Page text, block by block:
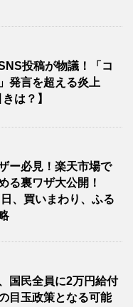
投稿が物議！「コ
発言を超える炎上
は？】
ー必見！楽天市場で
る裏ワザ大公開！
、買いまわり、ふる
国民全員に2万円給付
目玉政策となる可能